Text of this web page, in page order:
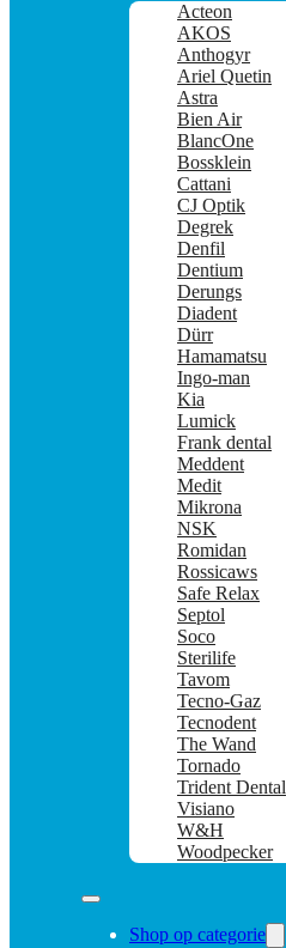
Acteon
AKOS
Anthogyr
Ariel Quetin
Astra
Bien Air
BlancOne
Bossklein
Cattani
CJ Optik
Degrek
Denfil
Dentium
Derungs
Diadent
Dürr
Hamamatsu
Ingo-man
Kia
Lumick
Frank dental
Meddent
Medit
Mikrona
NSK
Romidan
Rossicaws
Safe Relax
Septol
Soco
Sterilife
Tavom
Tecno-Gaz
Tecnodent
The Wand
Tornado
Trident Dental
Visiano
W&H
Woodpecker
Shop op categorie